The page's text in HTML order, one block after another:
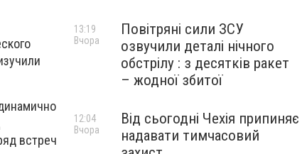
встреч
Повітряні сили ЗСУ
озвучили деталі нічного
обстрілу : з десятків ракет
– жодної збитої
13:19
Вчора
Від сьогодні Чехія припиняє
надавати тимчасовий
12:04
Вчора